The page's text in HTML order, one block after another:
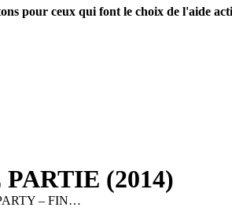
pour ceux qui font le choix de l'aide
(2014)
– FIN…